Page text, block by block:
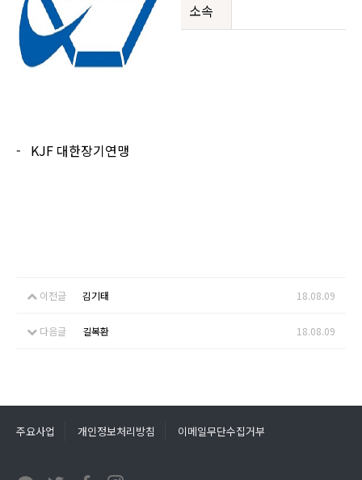
소속
- KJF 대한장기연맹
이전글 김기태 18.08.09
다음글 길복환 18.08.09
주요사업 개인정보처리방침 이메일무단수집거부